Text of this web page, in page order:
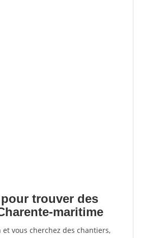
trouver des
maritime
vous cherchez des chantiers,